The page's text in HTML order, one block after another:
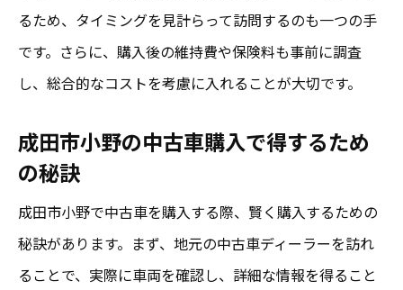
るため、タイミングを見計らって訪問するのも一つの手
です。さらに、購入後の維持費や保険料も事前に調査
し、総合的なコストを考慮に入れることが大切です。
成田市小野の中古車購入で得するため
の秘訣
成田市小野で中古車を購入する際、賢く購入するための
秘訣があります。まず、地元の中古車ディーラーを訪れ
ることで、実際に車両を確認し、詳細な情報を得ること